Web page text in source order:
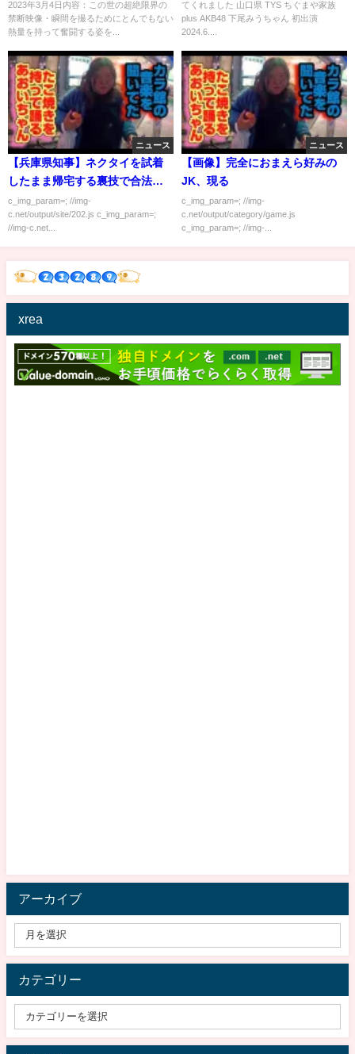
2023年3月4日内容：この世の超絶限界の
禁断映像・瞬間を撮るためにとんでもない
熱量を持って奮闘する姿を...
てくれました 山口県 TYS ちぐまや家族
plus AKB48 下尾みうちゃん 初出演
2024.6....
ニュース
【兵庫県知事】ネクタイを試着
したまま帰宅する裏技で合法窃
盗に成功ｗｗｗｗｗｗ
c_img_param=; //img-
c.net/output/site/202.js c_img_param=;
//img-c.net...
ニュース
【画像】完全におまえら好みの
JK、現る
c_img_param=; //img-
c.net/output/category/game.js
c_img_param=; //img-...
xrea
アーカイブ
カテゴリー